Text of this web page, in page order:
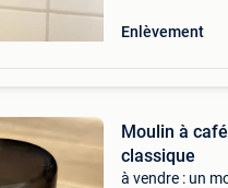
Enlèvement
Moulin à
classique
à vendre : un